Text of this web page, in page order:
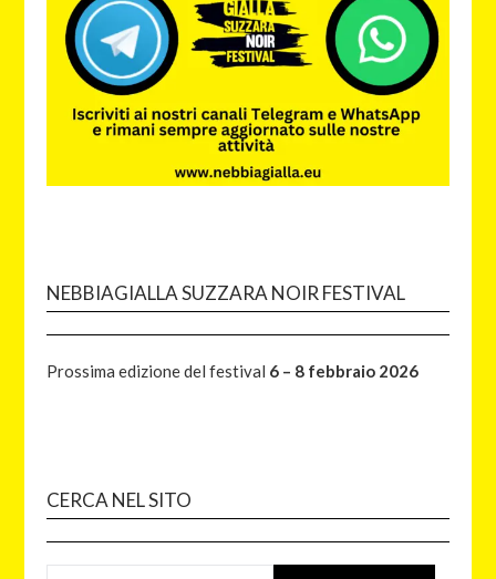
NEBBIAGIALLA SUZZARA NOIR FESTIVAL
Prossima edizione del festival 6 – 8 febbraio 2026
CERCA NEL SITO